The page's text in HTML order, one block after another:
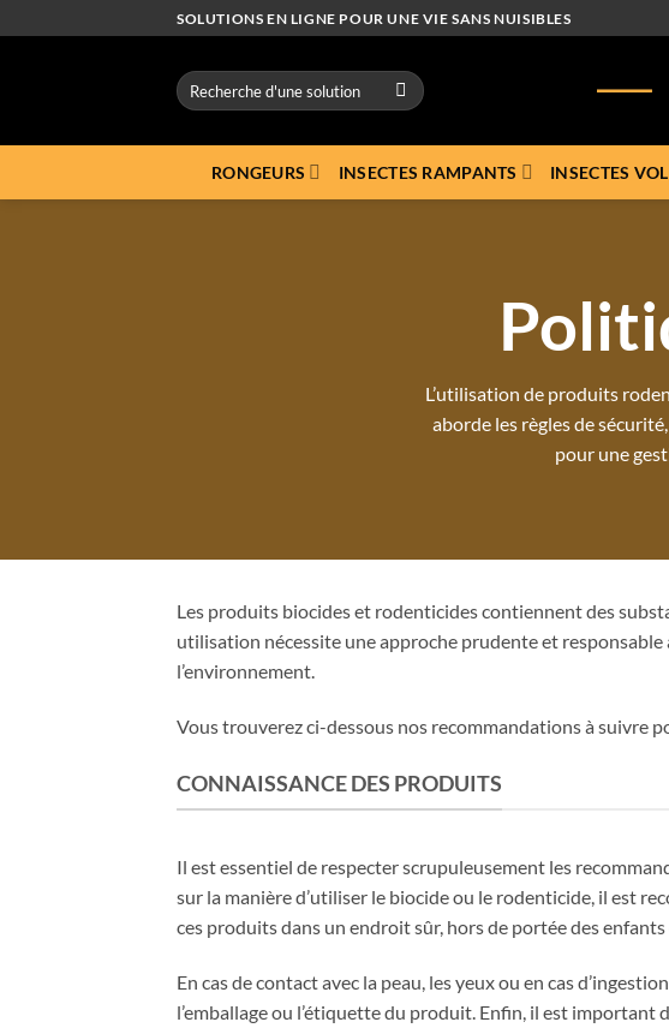
au
SOLUTIONS EN LIGNE POUR UNE VIE SANS NUISIBLES
Recherche
pour :
RONGEURS INSECTES RAMPANTS INSECTES
L’utilisation de produits
aborde les règles de
pour une
Les produits biocides et rodenticides contiennent des
utilisation nécessite une approche prudente et
l’environnement.
Vous trouverez ci-dessous nos recommandations à suivre
CONNAISSANCE DES PRODUITS
Il est essentiel de respecter scrupuleusement les
sur la manière d’utiliser le biocide ou le rodenticide, il est
ces produits dans un endroit sûr, hors de portée des
En cas de contact avec la peau, les yeux ou en cas
l’emballage ou l’étiquette du produit. Enfin, il est